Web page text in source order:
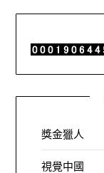
獎金獵人
視覺中國